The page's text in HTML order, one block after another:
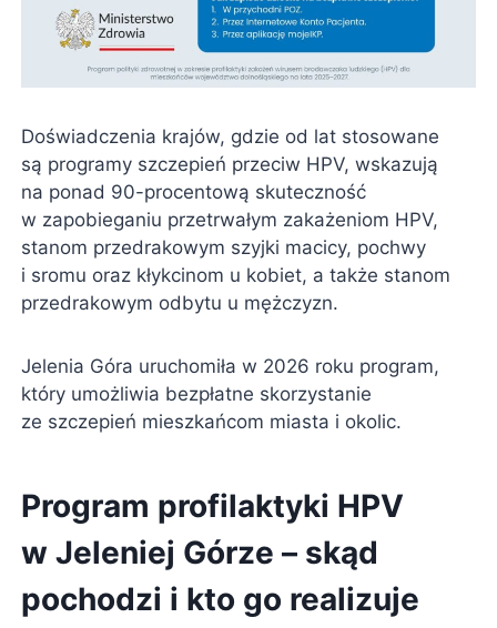
Doświadczenia krajów, gdzie od lat stosowane
są programy szczepień przeciw HPV, wskazują
na ponad 90-procentową skuteczność
w zapobieganiu przetrwałym zakażeniom HPV,
stanom przedrakowym szyjki macicy, pochwy
i sromu oraz kłykcinom u kobiet, a także stanom
przedrakowym odbytu u mężczyzn.
Jelenia Góra uruchomiła w 2026 roku program,
który umożliwia bezpłatne skorzystanie
ze szczepień mieszkańcom miasta i okolic.
Program profilaktyki HPV
w Jeleniej Górze – skąd
pochodzi i kto go realizuje